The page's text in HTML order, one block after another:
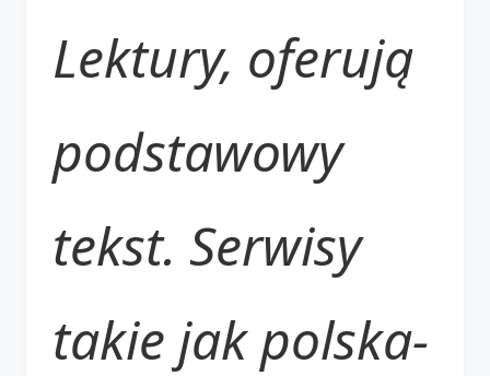
Lektury, oferują
podstawowy
tekst. Serwisy
takie jak polska-